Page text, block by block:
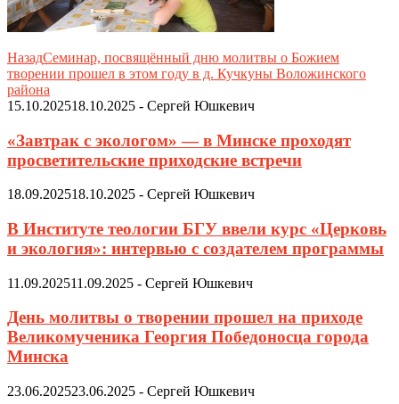
НазадСеминар, посвящённый дню молитвы о Божием
творении прошел в этом году в д. Кучкуны Воложинского
района
15.10.202518.10.2025 - Сергей Юшкевич
«Завтрак с экологом» — в Минске проходят
просветительские приходские встречи
18.09.202518.10.2025 - Сергей Юшкевич
В Институте теологии БГУ ввели курс «Церковь
и экология»: интервью с создателем программы
11.09.202511.09.2025 - Сергей Юшкевич
День молитвы о творении прошел на приходе
Великомученика Георгия Победоносца города
Минска
23.06.202523.06.2025 - Сергей Юшкевич